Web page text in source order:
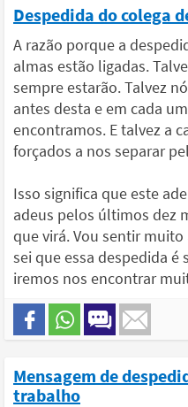
Despedida do colega
A razão porque a
almas estão ligadas.
sempre estarão. Talvez
antes desta e em cada
encontramos. E talvez a
forçados a nos separar
Isso significa que este
adeus pelos últimos dez
que virá. Vou sentir
sei que essa despedida
iremos nos encontrar
Mensagem de
trabalho